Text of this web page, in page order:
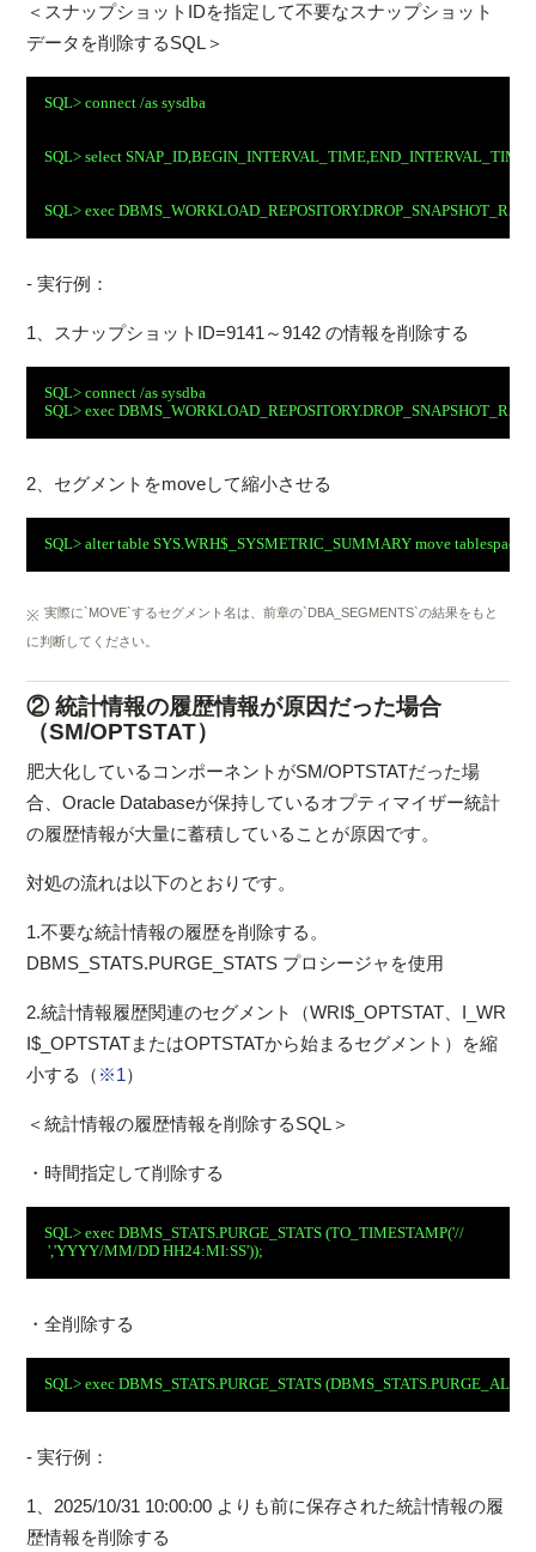
＜スナップショットIDを指定して不要なスナップショット
データを削除するSQL＞
- 実行例：
1、スナップショットID=9141～9142 の情報を削除する
SQL> connect /as sysdba
SQL> exec
2、セグメントをmoveして縮小させる
SQL> alter table SYS.WRH$_SYSMETRIC_SUMMARY move tablespace
※ 実際に`MOVE`するセグメント名は、前章の`DBA_SEGMENTS`の結果をもと
に判断してください。
② 統計情報の履歴情報が原因だった場合
（SM/OPTSTAT）
肥大化しているコンポーネントがSM/OPTSTATだった場
合、Oracle Databaseが保持しているオプティマイザー統計
の履歴情報が大量に蓄積していることが原因です。
対処の流れは以下のとおりです。
1.不要な統計情報の履歴を削除する。
DBMS_STATS.PURGE_STATS プロシージャを使用
2.統計情報履歴関連のセグメント（WRI$_OPTSTAT、I_WR
I$_OPTSTATまたはOPTSTATから始まるセグメント）を縮
小する（ ※1）
＜統計情報の履歴情報を削除するSQL＞
・時間指定して削除する
SQL> exec DBMS_STATS.PURGE_STATS (TO_TIMESTAMP('//
','YYYY/MM/DD HH24:MI:SS'));
・全削除する
SQL> exec DBMS_STATS.PURGE_STATS (DBMS_STATS.PURGE_ALL)
- 実行例：
1、2025/10/31 10:00:00 よりも前に保存された統計情報の履
歴情報を削除する